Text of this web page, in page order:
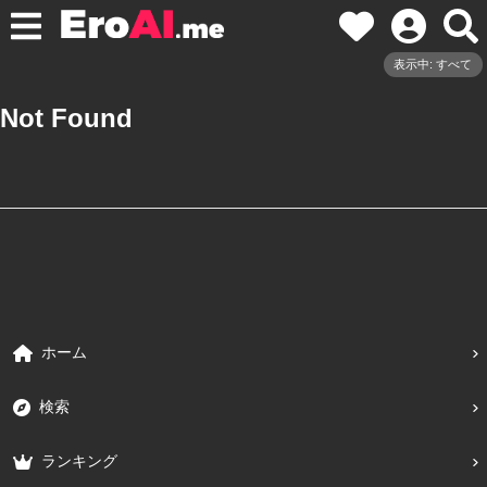
表示中: すべて
Not Found
ホーム
検索
ランキング